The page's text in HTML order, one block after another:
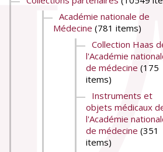
Académie nationale de
Médecine (781 items)
Collection Haas
l'Académie
de médecine (175
items)
Instruments et
objets médicaux
l'Académie
de médecine (351
items)